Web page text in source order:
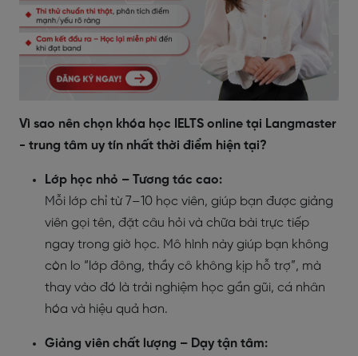
Vì sao nên chọn khóa học IELTS online tại Langmaster
- trung tâm uy tín nhất thời điểm hiện tại?
Lớp học nhỏ – Tương tác cao:
Mỗi lớp chỉ từ 7–10 học viên, giúp bạn được giảng
viên gọi tên, đặt câu hỏi và chữa bài trực tiếp
ngay trong giờ học. Mô hình này giúp bạn không
còn lo “lớp đông, thầy cô không kịp hỗ trợ”, mà
thay vào đó là trải nghiệm học gần gũi, cá nhân
hóa và hiệu quả hơn.
Giảng viên chất lượng – Dạy tận tâm: